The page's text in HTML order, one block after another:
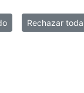
Rechazar